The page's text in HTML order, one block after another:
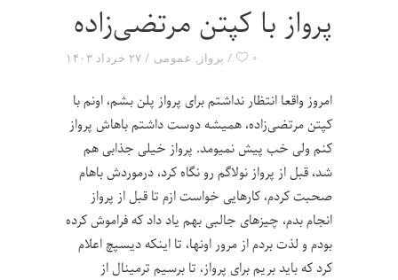
پرواز با کپتن مرتضی‌زاده
۲۷ خرداد ۱۴۰۳ پرواز , عمومی ۰
امروز واقعا انتظار نداشتم برای پرواز پلن بشم، اونم با
کپتن مرتضی‌زاده، همیشه دوست داشتم باهاش پرواز
کنم ولی خب پیش نمیومد. پرواز خیلی جذابی هم
شد، قبل از پرواز نولاگم رو نگاه کرد، درموردش باهام
صحبت کردم، کارهایی خواست ازم تا قبل از پرواز
انجام بدم، چیزهای جالبی بهم یاد داد که فراموش کرده
بودم و لذت بردم از مرور اونها، تا اینکه دیسپچ اعلام
کرد که باید بریم برای پرواز، تا برسیم ترمینال از